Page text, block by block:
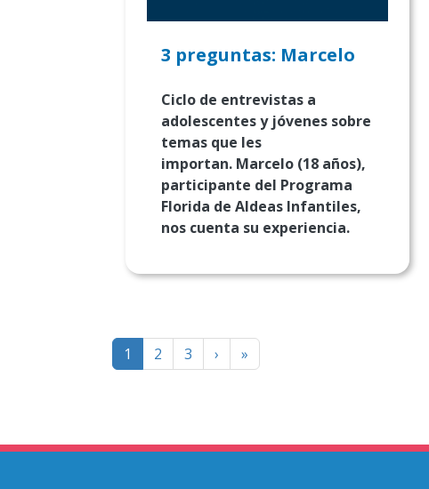
3 preguntas: Marcelo
Ciclo de entrevistas a
adolescentes y jóvenes sobre
temas que les
importan. Marcelo (18 años),
participante del Programa
Florida de Aldeas Infantiles,
nos cuenta su experiencia.
Paginación
1 2 3 › Página
siguiente
»
page